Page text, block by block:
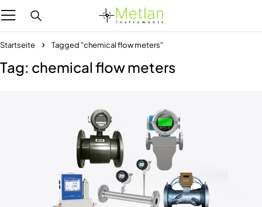
Startseite Tagged "chemical flow meters"
Tag: chemical flow meters